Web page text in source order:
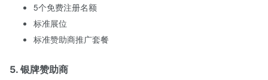
5个免费注册名额
标准展位
标准赞助商推广套餐
5. 银牌赞助商